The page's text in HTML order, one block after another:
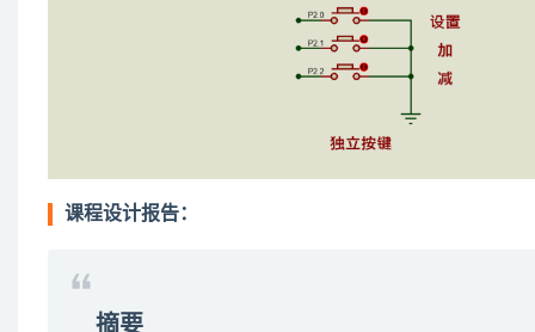
课程设计报告：
摘要